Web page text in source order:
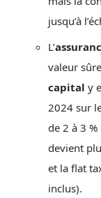
jusqu’à
L’
valeur
capital y
2024 sur
de 2 à 3
devient
et la flat
inclus).